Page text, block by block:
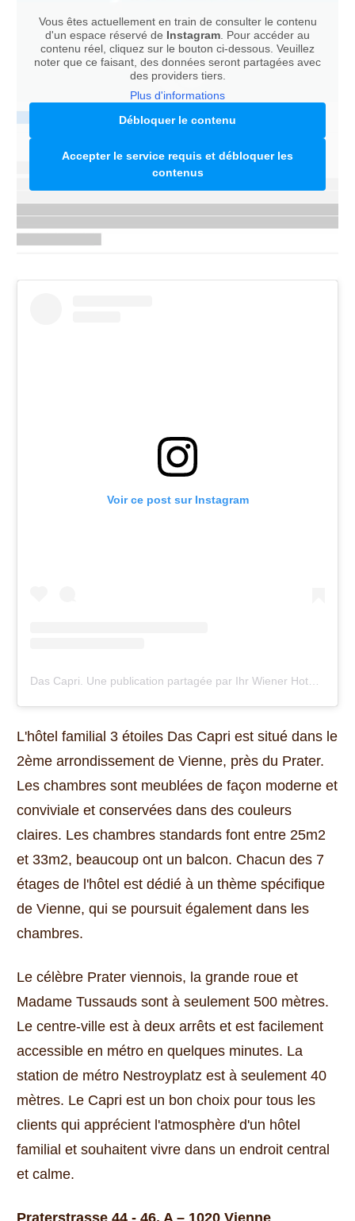
Vous êtes actuellement en train de consulter le contenu
d'un espace réservé de Instagram . Pour accéder au
contenu réel, cliquez sur le bouton ci-dessous. Veuillez
noter que ce faisant, des données seront partagées avec
des providers tiers.
Plus d'informations
Débloquer le contenu
Accepter le service requis et débloquer les
contenus
Voir ce post sur Instagram
Das Capri. Une publication partagée par Ihr Wiener Hotel (@das_capri._wien)
L'hôtel familial 3 étoiles Das Capri est situé dans le
2ème arrondissement de Vienne, près du Prater.
Les chambres sont meublées de façon moderne et
conviviale et conservées dans des couleurs
claires. Les chambres standards font entre 25m2
et 33m2, beaucoup ont un balcon. Chacun des 7
étages de l'hôtel est dédié à un thème spécifique
de Vienne, qui se poursuit également dans les
chambres.
Le célèbre Prater viennois, la grande roue et
Madame Tussauds sont à seulement 500 mètres.
Le centre-ville est à deux arrêts et est facilement
accessible en métro en quelques minutes. La
station de métro Nestroyplatz est à seulement 40
mètres. Le Capri est un bon choix pour tous les
clients qui apprécient l'atmosphère d'un hôtel
familial et souhaitent vivre dans un endroit central
et calme.
Praterstrasse 44 - 46, A – 1020 Vienne